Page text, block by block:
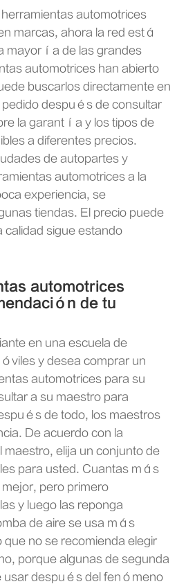
automotrices
marcas, ahora la red está
mayoría de las grandes
automotrices han abierto
buscarlos directamente en
pedido después de consultar
la garantía y los tipos de
a diferentes precios.
de autopartes y
automotrices a la
experiencia, se
tiendas. El precio puede
sigue estando
automotrices
de tu
en una escuela de
y desea comprar un
automotrices para su
a su maestro para
de todo, los maestros
De acuerdo con la
elija un conjunto de
para usted. Cuantas más
pero primero
y luego las reponga
de aire se usa más
no se recomienda elegir
porque algunas de segunda
usar después del fenómeno